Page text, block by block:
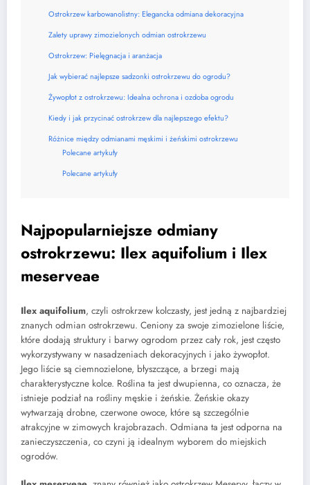
Ostrokrzew karbowanolistny: Elegancka odmiana dekoracyjna
Zalety uprawy zimozielonych odmian ostrokrzewu
Ostrokrzew: Pielęgnacja i aranżacja
Jak wybierać najlepsze sadzonki ostrokrzewu do ogrodu?
Żywopłot z ostrokrzewu: Idealna ochrona i ozdoba ogrodu
Kiedy i jak przycinać ostrokrzew dla najlepszego efektu?
Różnice między odmianami męskimi i żeńskimi ostrokrzewu
Polecane artykuły
Polecane artykuły
Najpopularniejsze odmiany
ostrokrzewu: Ilex aquifolium i Ilex
meserveae
Ilex aquifolium, czyli ostrokrzew kolczasty, jest jedną z najbardziej
znanych odmian ostrokrzewu. Ceniony za swoje zimozielone liście,
które dodają struktury i barwy ogrodom przez cały rok, jest często
wykorzystywany w nasadzeniach dekoracyjnych i jako żywopłot.
Jego liście są ciemnozielone, błyszczące, a brzegi mają
charakterystyczne kolce. Roślina ta jest dwupienna, co oznacza, że
istnieje podział na rośliny męskie i żeńskie. Żeńskie okazy
wytwarzają drobne, czerwone owoce, które są szczególnie
atrakcyjne w zimowych krajobrazach. Odmiana ta jest odporna na
zanieczyszczenia, co czyni ją idealnym wyborem do miejskich
ogrodów.